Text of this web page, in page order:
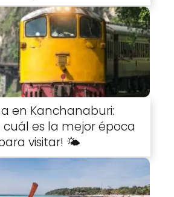
en Kanchanaburi:
cuál es la mejor época
visitar! 🌤️